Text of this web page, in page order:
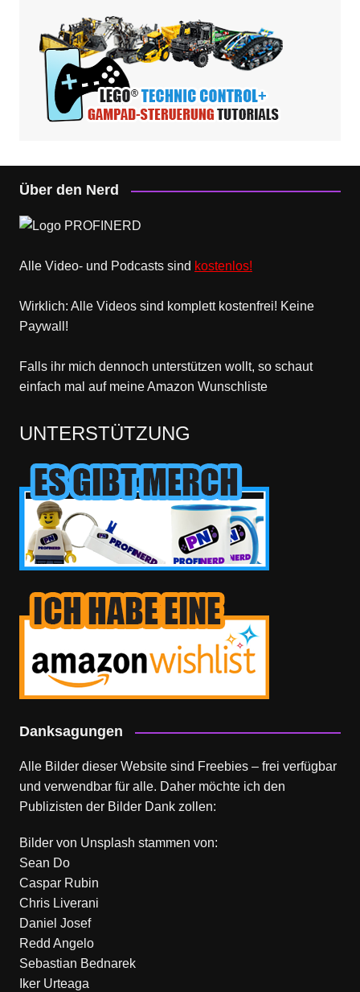
Über den Nerd
Alle Video- und Podcasts sind kostenlos!
Wirklich: Alle Videos sind komplett kostenfrei! Keine
Paywall!
Falls ihr mich dennoch unterstützen wollt, so schaut
einfach mal auf meine Amazon Wunschliste
UNTERSTÜTZUNG
Danksagungen
Alle Bilder dieser Website sind Freebies – frei verfügbar
und verwendbar für alle. Daher möchte ich den
Publizisten der Bilder Dank zollen:
Bilder von Unsplash stammen von:
Sean Do
Caspar Rubin
Chris Liverani
Daniel Josef
Redd Angelo
Sebastian Bednarek
Iker Urteaga